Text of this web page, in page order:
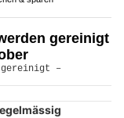
gereinigt